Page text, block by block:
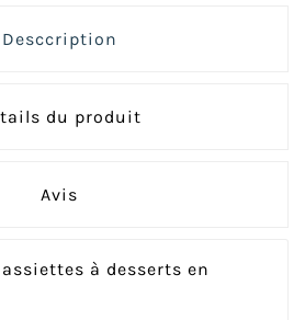
Desccription
du produit
Avis
à desserts en